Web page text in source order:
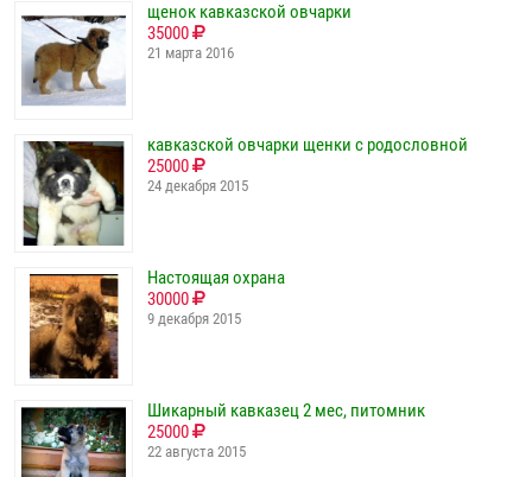
щенок кавказской овчарки
35000
21 марта 2016
кавказской овчарки щенки с родословной
25000
24 декабря 2015
Настоящая охрана
30000
9 декабря 2015
Шикарный кавказец 2 мес, питомник
25000
22 августа 2015